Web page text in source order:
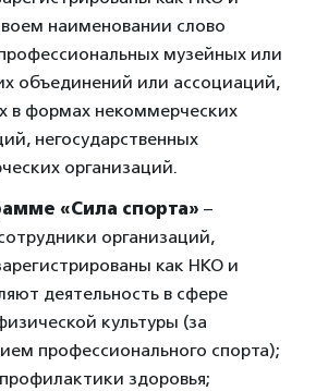
наименовании слово
музейных или
объединений или ассоциаций,
в формах некоммерческих
негосударственных
организаций.
«Сила спорта» –
организаций,
как НКО и
деятельность в сфере
культуры (за
профессионального спорта);
здоровья;